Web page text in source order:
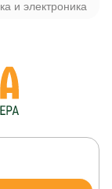
и электроника